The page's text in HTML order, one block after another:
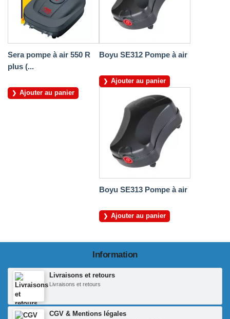
Sera pompe à air 550 R
plus (...
Ajouter au panier
Boyu SE312 Pompe à air
Ajouter au panier
Boyu SE313 Pompe à air
Ajouter au panier
Information
Livraisons et retours
Livraisons et retours
CGV & Mentions légales